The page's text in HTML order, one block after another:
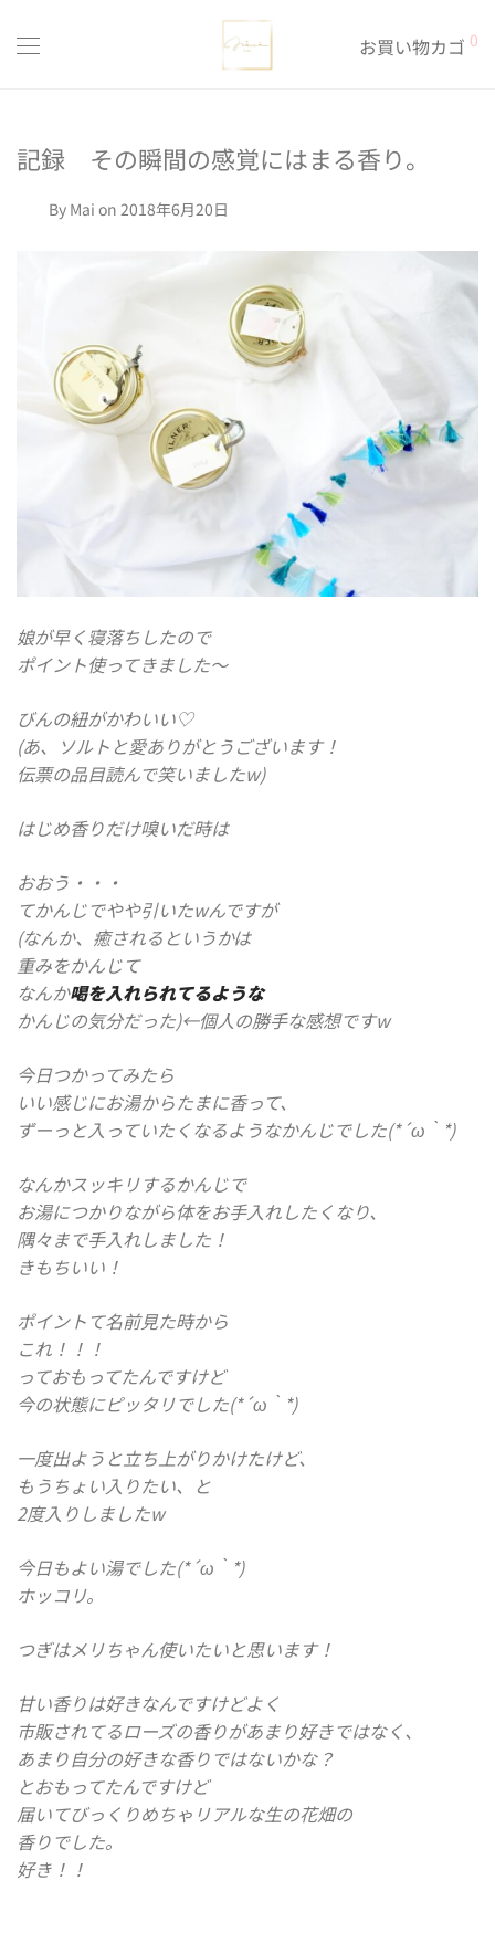
お買い物カゴ 0
記録 その瞬間の感覚にはまる香り。
By Mai on 2018年6月20日
娘が早く寝落ちしたので
ポイント使ってきました〜
びんの紐がかわいい♡
(あ、ソルトと愛ありがとうございます！
伝票の品目読んで笑いましたw)
はじめ香りだけ嗅いだ時は
おおう・・・
てかんじでやや引いたwんですが
(なんか、癒されるというかは
重みをかんじて
なんか喝を入れられてるような
かんじの気分だった)←個人の勝手な感想ですw
今日つかってみたら
いい感じにお湯からたまに香って、
ずーっと入っていたくなるようなかんじでした(*´ω｀*)
なんかスッキリするかんじで
お湯につかりながら体をお手入れしたくなり、
隅々まで手入れしました！
きもちいい！
ポイントて名前見た時から
これ！！！
っておもってたんですけど
今の状態にピッタリでした(*´ω｀*)
一度出ようと立ち上がりかけたけど、
もうちょい入りたい、と
2度入りしましたw
今日もよい湯でした(*´ω｀*)
ホッコリ。
つぎはメリちゃん使いたいと思います！
甘い香りは好きなんですけどよく
市販されてるローズの香りがあまり好きではなく、
あまり自分の好きな香りではないかな？
とおもってたんですけど
届いてびっくりめちゃリアルな生の花畑の
香りでした。
好き！！